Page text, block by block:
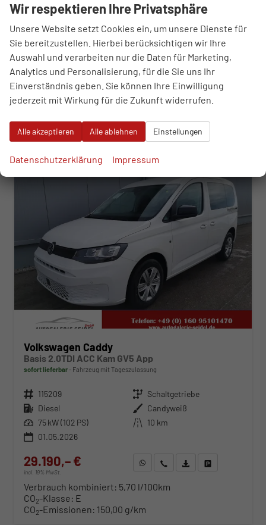
120288
Schaltgetriebe
Kraftstoff Benzin Außenfarbe Mojave Beige Metallic
Leistung 85 kW (116 PS) Kilometerstand 10 km
01.06.2026
29.090,– €
incl. 19% MwSt.
WhatsApp anfragen
Wir rufen Sie anFahrzeugexposé (PDF)
Fahrzeug parken
CO -Klasse:F
CO2-Emissionen:157,00 g/km
ab 296,– € mtl.
Volkswagen Caddy
Basis 2.0TDI ACC Kam GV5 App
sofort lieferbar Fahrzeug mit Tageszulassung
Fahrzeugnr. 115209 Getriebe Schaltgetriebe
Kraftstoff Diesel Außenfarbe Candyweiß
Leistung 75 kW (102 PS) Kilometerstand 10 km
01.05.2026
29.190,– €
incl. 19% MwSt.
WhatsApp anfragen
Wir rufen Sie anFahrzeugexposé (PDF)
Verbrauch kombiniert: 5,70 l/100km
CO2-Klasse: E
CO2-Emissionen: 150,00 g/km
Wir respektieren Ihre Privatsphäre
Unsere Website setzt Cookies ein, um unsere Dienste für
Sie bereitzustellen. Hierbei berücksichtigen wir Ihre
Auswahl und verarbeiten nur die Daten für Marketing,
Analytics und Personalisierung, für die Sie uns Ihr
Einverständnis geben. Sie können Ihre Einwilligung
jederzeit mit Wirkung für die Zukunft widerrufen.
Alle akzeptieren Alle ablehnen Einstellungen
Datenschutzerklärung Impressum